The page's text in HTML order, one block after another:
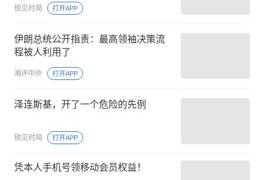
锐见时局 打开APP
伊朗总统公开指责：最高领袖决策流
程被人利用了
湘评中外 打开APP
泽连斯基，开了一个危险的先例
锐见时局 打开APP
凭本人手机号领移动会员权益！